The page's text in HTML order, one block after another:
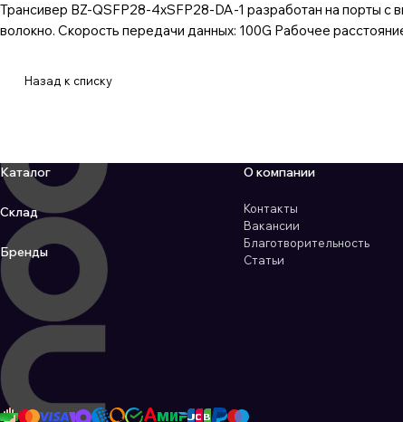
Трансивер BZ-QSFP28-4xSFP28-DA-1 разработан на порты с
волокно. Скорость передачи данных: 100G Рабочее
Назад к списку
Каталог
Склад
Бренды
О компании
Контакты
Вакансии
Благотворительность
Статьи